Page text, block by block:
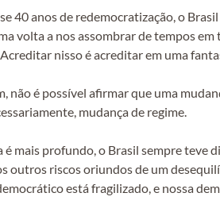
40 anos de redemocratização, o
volta a nos assombrar de tempos
nisso é acreditar em uma
não é possível afirmar que uma
mudança de regime.
é mais profundo, o Brasil sempre teve
outros riscos oriundos de um
está fragilizado, e nossa